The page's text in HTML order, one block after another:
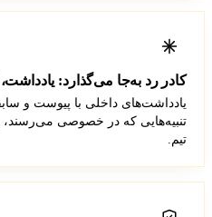
کادر رد به‌جا می‌گذارد: یادداشت،
یادداشت‌های داخلی با پیوست و
تنبیه‌هایی که در خصوصی می‌رسند،
تیم.